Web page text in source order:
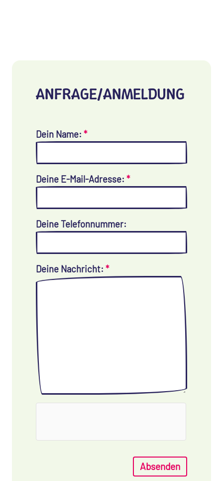
ANFRAGE/ANMELDUNG
Dein Name: *
Deine E-Mail-Adresse: *
Deine Telefonnummer:
Deine Nachricht: *
Absenden